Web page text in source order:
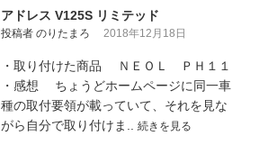
アドレス V125S リミテッド
投稿者 のりたまろ 2018年12月18日
・取り付けた商品 ＮＥＯＬ ＰＨ１１
・感想 ちょうどホームページに同一車
種の取付要領が載っていて、それを見な
がら自分で取り付けま.. 続きを見る